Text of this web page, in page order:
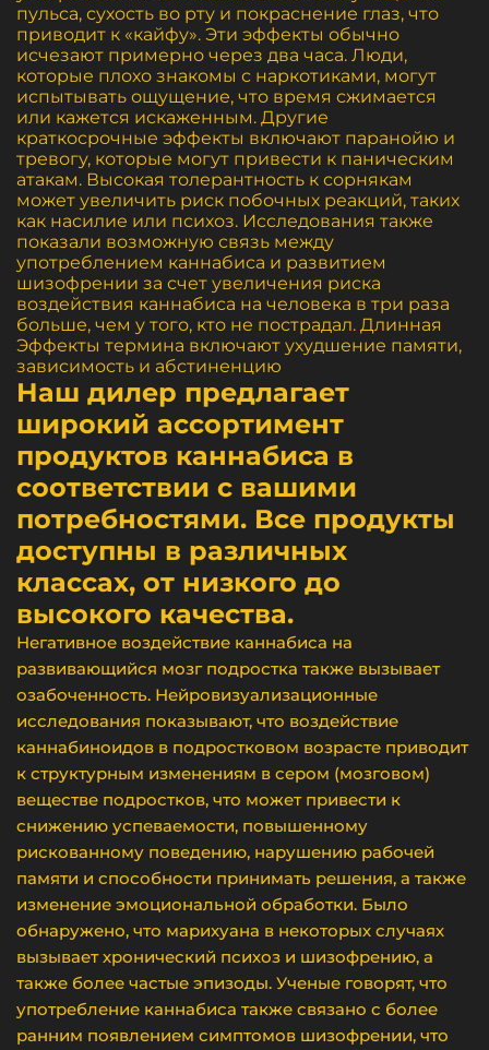
пульса, сухость во рту и покраснение глаз, что
приводит к «кайфу». Эти эффекты обычно
исчезают примерно через два часа. Люди,
которые плохо знакомы с наркотиками, могут
испытывать ощущение, что время сжимается
или кажется искаженным. Другие
краткосрочные эффекты включают паранойю и
тревогу, которые могут привести к паническим
атакам. Высокая толерантность к сорнякам
может увеличить риск побочных реакций, таких
как насилие или психоз. Исследования также
показали возможную связь между
употреблением каннабиса и развитием
шизофрении за счет увеличения риска
воздействия каннабиса на человека в три раза
больше, чем у того, кто не пострадал. Длинная
Эффекты термина включают ухудшение памяти,
зависимость и абстиненцию
Наш дилер предлагает
широкий ассортимент
продуктов каннабиса в
соответствии с вашими
потребностями. Все продукты
доступны в различных
классах, от низкого до
высокого качества.
Негативное воздействие каннабиса на
развивающийся мозг подростка также вызывает
озабоченность. Нейровизуализационные
исследования показывают, что воздействие
каннабиноидов в подростковом возрасте приводит
к структурным изменениям в сером (мозговом)
веществе подростков, что может привести к
снижению успеваемости, повышенному
рискованному поведению, нарушению рабочей
памяти и способности принимать решения, а также
изменение эмоциональной обработки. Было
обнаружено, что марихуана в некоторых случаях
вызывает хронический психоз и шизофрению, а
также более частые эпизоды. Ученые говорят, что
употребление каннабиса также связано с более
ранним появлением симптомов шизофрении, что